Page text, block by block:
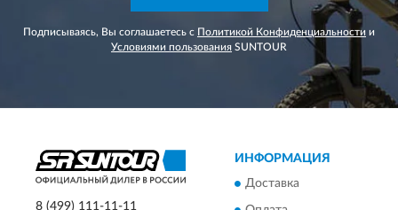
Подписываясь, Вы соглашаетесь с Политикой Конфиденциальности и
Условиями пользования SUNTOUR
8 (499) 111-11-11
ИНФОРМАЦИЯ
Доставка